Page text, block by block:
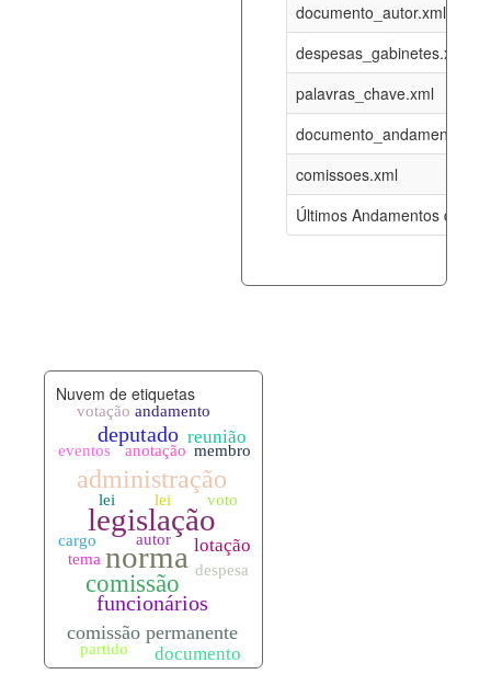
documento_autor.xml
despesas_gabinetes.xml
palavras_chave.xml
documento_andamento.xml
comissoes.xml
Últimos Andamentos de
funcionarios_cargos.xml 12-05-
06-08-
documento_andamento.xml 06-08-
palavras_chave.xml 06-08-
legislacao_norma_anotacoes.xml
Nuvem de etiquetas